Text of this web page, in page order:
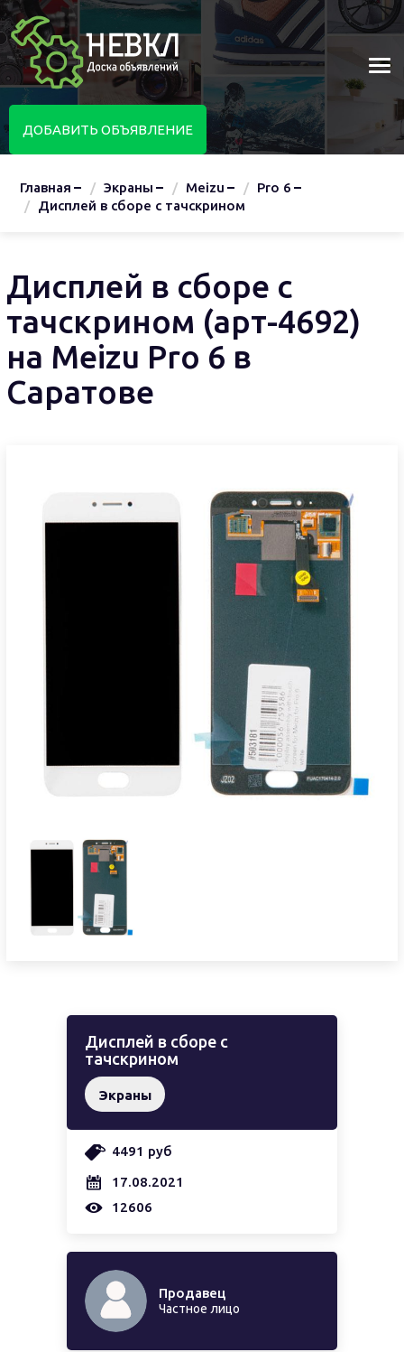
ДОБАВИТЬ ОБЪЯВЛЕНИЕ
Главная Экраны Meizu
Pro 6
Дисплей в сборе с тачскрином
Дисплей в сборе с
тачскрином (арт-4692)
на Meizu Pro 6 в
Саратове
Дисплей в сборе с
тачскрином
Экраны
4491 руб
17.08.2021
12606
Продавец
Частное лицо